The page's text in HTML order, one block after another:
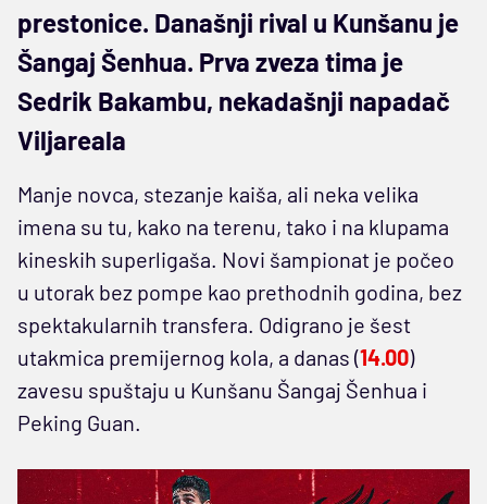
prestonice. Današnji rival u Kunšanu je
Šangaj Šenhua. Prva zveza tima je
Sedrik Bakambu, nekadašnji napadač
Viljareala
Manje novca, stezanje kaiša, ali neka velika
imena su tu, kako na terenu, tako i na klupama
kineskih superligaša. Novi šampionat je počeo
u utorak bez pompe kao prethodnih godina, bez
spektakularnih transfera. Odigrano je šest
utakmica premijernog kola, a danas (14.00)
zavesu spuštaju u Kunšanu Šangaj Šenhua i
Peking Guan.